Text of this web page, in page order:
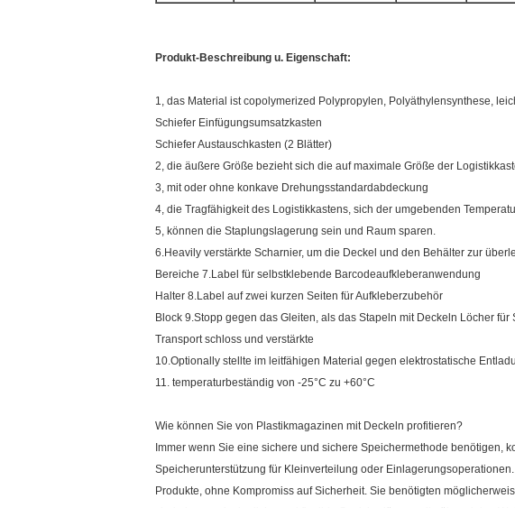
Produkt-Beschreibung u. Eigenschaft:
1, das Material ist copolymerized Polypropylen, Polyäthylensynthese,
Schiefer Einfügungsumsatzkasten
Schiefer Austauschkasten (2 Blätter)
2, die äußere Größe bezieht sich die auf maximale Größe der
3, mit oder ohne konkave Drehungsstandardabdeckung
4, die Tragfähigkeit des Logistikkastens, sich der umgebenden
5, können die Staplungslagerung sein und Raum sparen.
6.Heavily verstärkte Scharnier, um die Deckel und den Behälter zur
Bereiche 7.Label für selbstklebende Barcodeaufkleberanwendung
Halter 8.Label auf zwei kurzen Seiten für Aufkleberzubehör
Block 9.Stopp gegen das Gleiten, als das Stapeln mit Deckeln Löcher
Transport schloss und verstärkte
10.Optionally stellte im leitfähigen Material gegen elektrostatische
11. temperaturbeständig von -25°C zu +60°C
Wie können Sie von Plastikmagazinen mit Deckeln profitieren?
Immer wenn Sie eine sichere und sichere Speichermethode benötigen,
Speicherunterstützung für Kleinverteilung oder
Produkte, ohne Kompromiss auf Sicherheit. Sie benötigten